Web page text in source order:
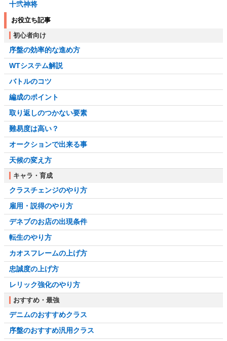
十弐神将
お役立ち記事
初心者向け
序盤の効率的な進め方
WTシステム解説
バトルのコツ
編成のポイント
取り返しのつかない要素
難易度は高い？
オークションで出来る事
天候の変え方
キャラ・育成
クラスチェンジのやり方
雇用・説得のやり方
デネブのお店の出現条件
転生のやり方
カオスフレームの上げ方
忠誠度の上げ方
レリック強化のやり方
おすすめ・最強
デニムのおすすめクラス
序盤のおすすめ汎用クラス